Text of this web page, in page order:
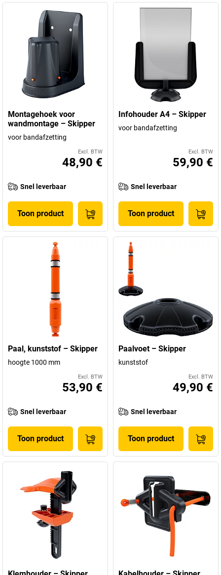
Montagehoek voor
wandmontage – Skipper
voor bandafzetting
Excl. BTW
48,90 €
Snel leverbaar
Toon product
Infohouder A4 – Skipper
voor bandafzetting
Excl. BTW
59,90 €
Snel leverbaar
Toon product
Paal, kunststof – Skipper
hoogte 1000 mm
Excl. BTW
53,90 €
Snel leverbaar
Toon product
Paalvoet – Skipper
kunststof
Excl. BTW
49,90 €
Snel leverbaar
Toon product